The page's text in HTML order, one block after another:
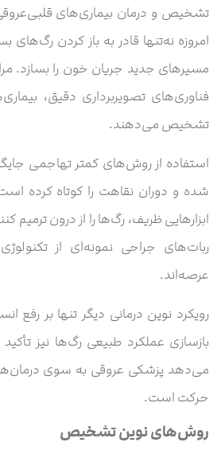
تشخیص و درمان بیماری‌های
امروزه نه‌تنها قادر به باز کردن
مسیرهای جدید جریان خون را بسازد.
فناوری‌های تصویربرداری دقیق،
تشخیص می‌دهند.
استفاده از روش‌های کمتر تهاجمی
شده و دوران نقاهت را کوتاه کرده
ابزارهایی ظریف، رگ‌ها را از درون ترمیم
ربات‌های جراحی نمونه‌ای از
عرصه‌اند.
رویکرد نوین درمانی دیگر تنها بر رفع
بازسازی عملکرد طبیعی رگ‌ها نیز
می‌دهد پزشکی عروقی به سوی
حرکت است.
روش‌های نوین تشخیص